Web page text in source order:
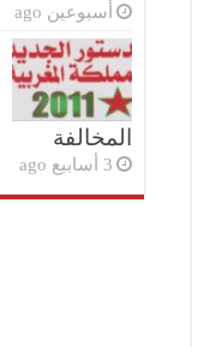
أسبوعين ago
المخالفة
3 أسابيع ago